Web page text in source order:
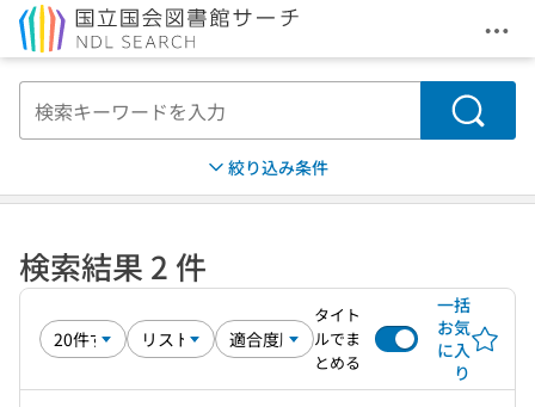
メ
検索
絞り込み条件
検索結果 2 件
タイト
ルでま
とめる
一括
お気
に入
り